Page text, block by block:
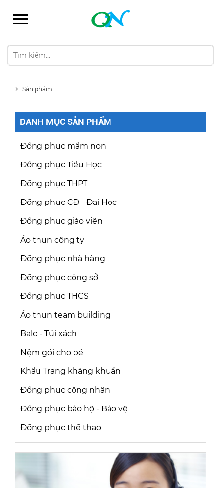
Sản phẩm
DANH MỤC SẢN PHẨM
Đồng phục mầm non
Đồng phục Tiểu Học
Đồng phục THPT
Đồng phục CĐ - Đại Học
Đồng phục giáo viên
Áo thun công ty
Đồng phục nhà hàng
Đồng phục công sở
Đồng phục THCS
Áo thun team building
Balo - Túi xách
Nệm gói cho bé
Khẩu Trang kháng khuẩn
Đồng phục công nhân
Đồng phục bảo hộ - Bảo vệ
Đồng phục thể thao